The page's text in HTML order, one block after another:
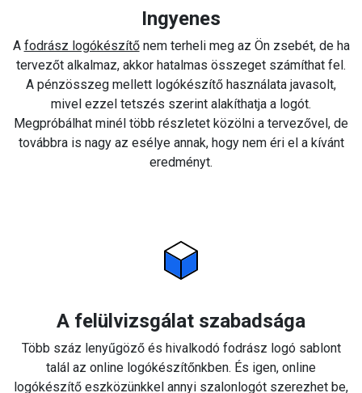
Ingyenes
A fodrász logókészítőnem terheli meg az Ön zsebét, de ha
tervezőt alkalmaz, akkor hatalmas összeget számíthat fel.
A pénzösszeg mellett logókészítő használata javasolt,
mivel ezzel tetszés szerint alakíthatja a logót.
Megpróbálhat minél több részletet közölni a tervezővel, de
továbbra is nagy az esélye annak, hogy nem éri el a kívánt
eredményt.
A felülvizsgálat szabadsága
Több száz lenyűgöző és hivalkodó fodrász logó sablont
talál az online logókészítőnkben. És igen, online
logókészítő eszközünkkel annyi szalonlogót szerezhet be,